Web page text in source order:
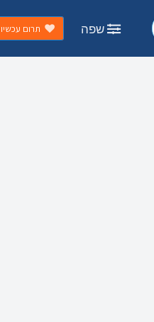
שפה תרום עכשיו